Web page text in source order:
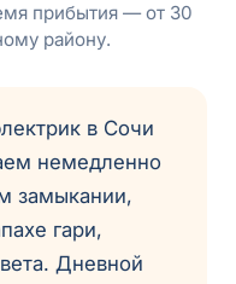
прибытия — от 30
району.
в Сочи
немедленно
замыкании,
гари,
Дневной